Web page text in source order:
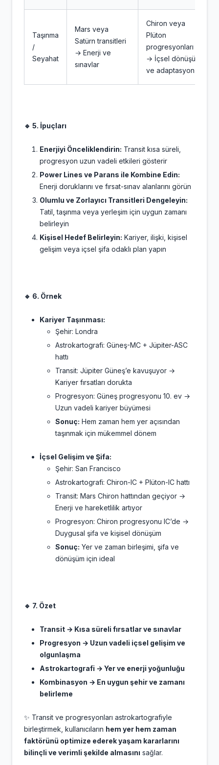
Taşınma
/
Seyahat
Mars veya
Satürn transitleri
→ Enerji ve
sınavlar
Chiron veya
Plüton
progresyonları
→ İçsel dönüşüm
ve adaptasyon
🔹 5. İpuçları
Enerjiyi Önceliklendirin: Transit kısa süreli,
progresyon uzun vadeli etkileri gösterir
Power Lines ve Parans ile Kombine Edin:
Enerji doruklarını ve fırsat-sınav alanlarını görün
Olumlu ve Zorlayıcı Transitleri Dengeleyin:
Tatil, taşınma veya yerleşim için uygun zamanı
belirleyin
Kişisel Hedef Belirleyin: Kariyer, ilişki, kişisel
gelişim veya içsel şifa odaklı plan yapın
🔹 6. Örnek
Kariyer Taşınması:
Şehir: Londra
Astrokartografi: Güneş-MC + Jüpiter-ASC
hattı
Transit: Jüpiter Güneş’e kavuşuyor →
Kariyer fırsatları dorukta
Progresyon: Güneş progresyonu 10. ev →
Uzun vadeli kariyer büyümesi
Sonuç: Hem zaman hem yer açısından
taşınmak için mükemmel dönem
İçsel Gelişim ve Şifa:
Şehir: San Francisco
Astrokartografi: Chiron-IC + Plüton-IC hattı
Transit: Mars Chiron hattından geçiyor →
Enerji ve hareketlilik artıyor
Progresyon: Chiron progresyonu IC’de →
Duygusal şifa ve kişisel dönüşüm
Sonuç: Yer ve zaman birleşimi, şifa ve
dönüşüm için ideal
🔹 7. Özet
Transit → Kısa süreli fırsatlar ve sınavlar
Progresyon → Uzun vadeli içsel gelişim ve
olgunlaşma
Astrokartografi → Yer ve enerji yoğunluğu
Kombinasyon → En uygun şehir ve zamanı
belirleme
✨ Transit ve progresyonları astrokartografiyle
birleştirmek, kullanıcıların hem yer hem zaman
faktörünü optimize ederek yaşam kararlarını
bilinçli ve verimli şekilde almasını sağlar.